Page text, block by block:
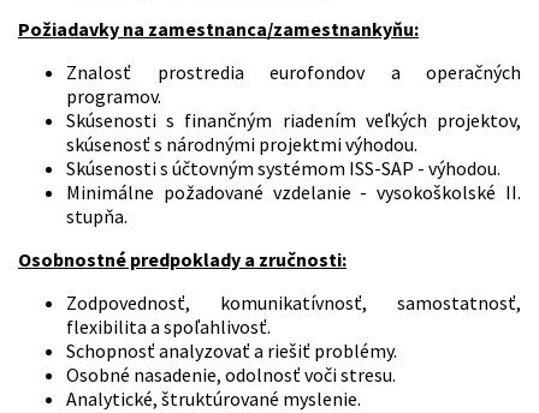
Požiadavky na zamestnanca/zamestnankyňu:
Znalosť prostredia eurofondov a operačných
programov.
Skúsenosti s finančným riadením veľkých projektov,
skúsenosť s národnými projektmi výhodou.
Skúsenosti s účtovným systémom ISS-SAP - výhodou.
Minimálne požadované vzdelanie - vysokoškolské II.
stupňa.
Osobnostné predpoklady a zručnosti:
Zodpovednosť, komunikatívnosť, samostatnosť,
flexibilita a spoľahlivosť.
Schopnosť analyzovať a riešiť problémy.
Osobné nasadenie, odolnosť voči stresu.
Analytické, štruktúrované myslenie.